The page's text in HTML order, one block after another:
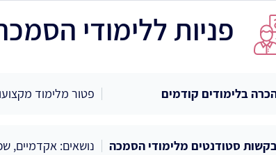
פניות ללימודי
בלימודים קודמים פטור מלימוד
סטודנטים מלימודי הסמכה נושאים: אקדמיים,